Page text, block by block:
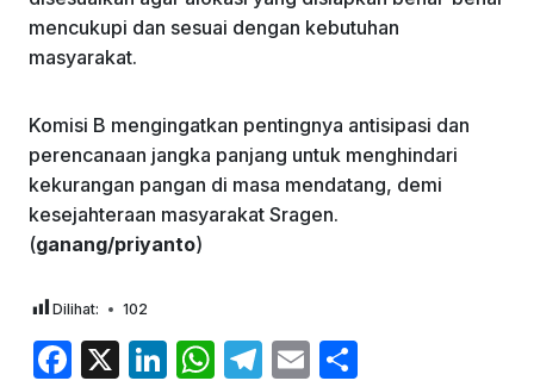
mencukupi dan sesuai dengan kebutuhan
masyarakat.
Komisi B mengingatkan pentingnya antisipasi dan
perencanaan jangka panjang untuk menghindari
kekurangan pangan di masa mendatang, demi
kesejahteraan masyarakat Sragen.
(ganang/priyanto)
Dilihat: 102
F
X
Li W T
E